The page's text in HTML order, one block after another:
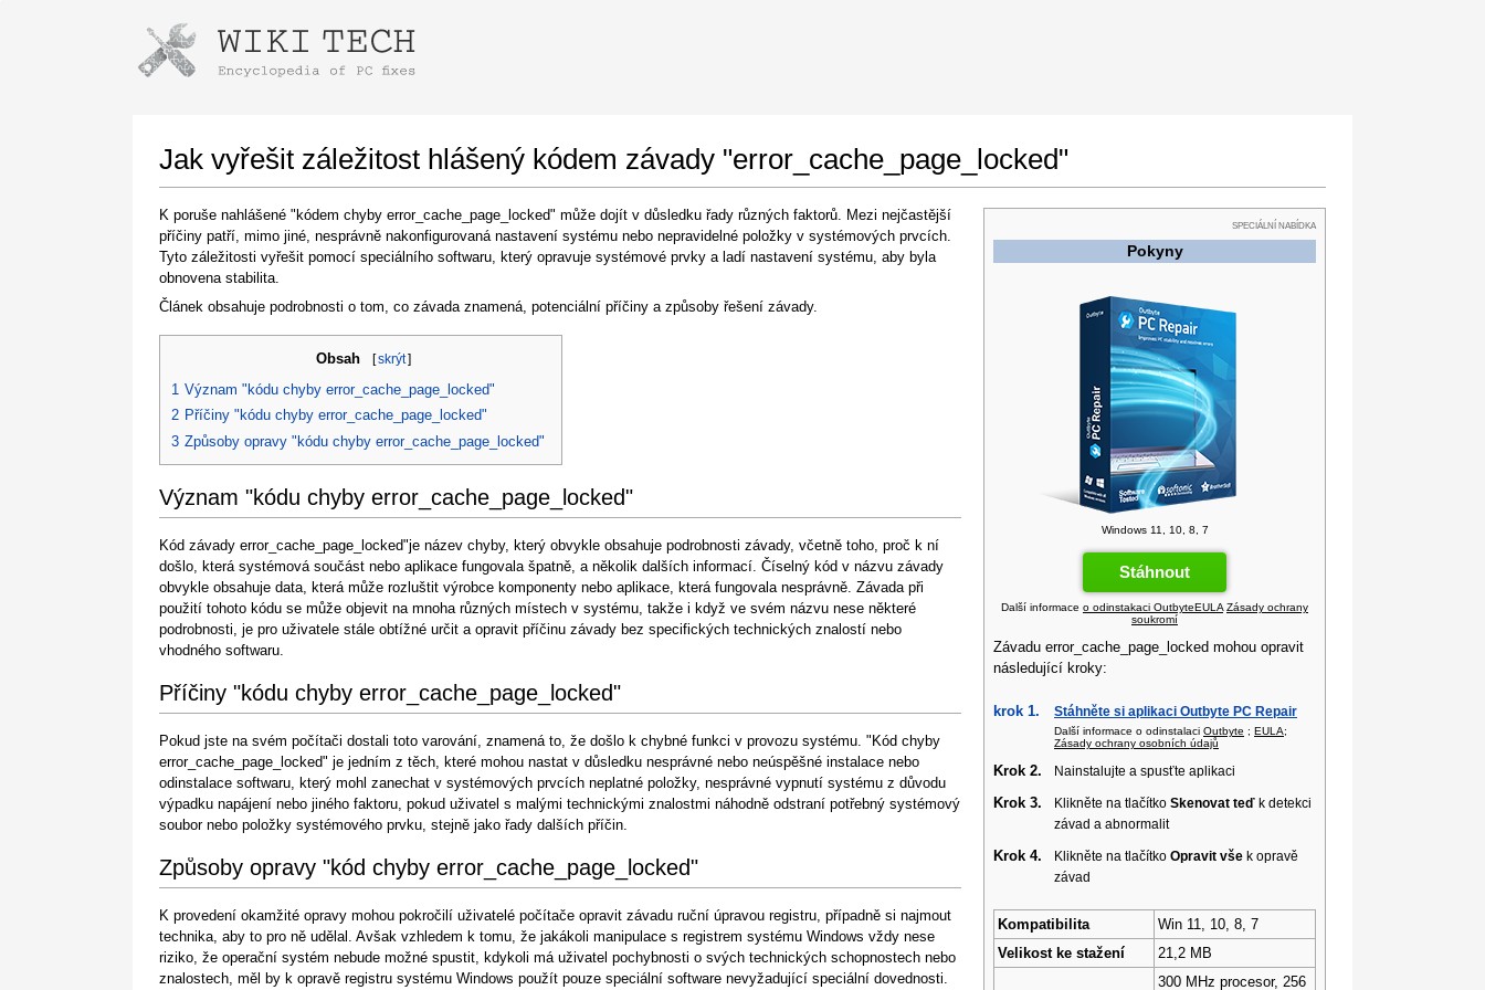
Jak vyřešit záležitost hlášený kódem závady "error_cache_page_locked"
SPECIÁLNÍ NABÍDKA
Pokyny
Windows 11, 10, 8, 7
Stáhnout
Další informace o odinstakaci OutbyteEULA Zásady ochrany
soukromí
Závadu error_cache_page_locked mohou opravit
následující kroky:
krok 1. Stáhněte si aplikaci Outbyte PC Repair
Další informace o odinstalaci Outbyte ; EULA;
Zásady ochrany osobních údajů
Krok 2. Nainstalujte a spusťte aplikaci
Krok 3. Klikněte na tlačítko Skenovat teď k detekci
závad a abnormalit
Krok 4. Klikněte na tlačítko Opravit vše k opravě
závad
Kompatibilita
Win 11, 10, 8, 7
Velikost ke stažení
21,2 MB
300 MHz procesor, 256
K poruše nahlášené "kódem chyby error_cache_page_locked" může dojít v důsledku řady různých faktorů. Mezi nejčastější
příčiny patří, mimo jiné, nesprávně nakonfigurovaná nastavení systému nebo nepravidelné položky v systémových prvcích.
Tyto záležitosti vyřešit pomocí speciálního softwaru, který opravuje systémové prvky a ladí nastavení systému, aby byla
obnovena stabilita.
Článek obsahuje podrobnosti o tom, co závada znamená, potenciální příčiny a způsoby řešení závady.
Obsah [skrýt]
1 Význam "kódu chyby error_cache_page_locked"
2 Příčiny "kódu chyby error_cache_page_locked"
3 Způsoby opravy "kódu chyby error_cache_page_locked"
Význam "kódu chyby error_cache_page_locked"
Kód závady error_cache_page_locked"je název chyby, který obvykle obsahuje podrobnosti závady, včetně toho, proč k ní
došlo, která systémová součást nebo aplikace fungovala špatně, a několik dalších informací. Číselný kód v názvu závady
obvykle obsahuje data, která může rozluštit výrobce komponenty nebo aplikace, která fungovala nesprávně. Závada při
použití tohoto kódu se může objevit na mnoha různých místech v systému, takže i když ve svém názvu nese některé
podrobnosti, je pro uživatele stále obtížné určit a opravit příčinu závady bez specifických technických znalostí nebo
vhodného softwaru.
Příčiny "kódu chyby error_cache_page_locked"
Pokud jste na svém počítači dostali toto varování, znamená to, že došlo k chybné funkci v provozu systému. "Kód chyby
error_cache_page_locked" je jedním z těch, které mohou nastat v důsledku nesprávné nebo neúspěšné instalace nebo
odinstalace softwaru, který mohl zanechat v systémových prvcích neplatné položky, nesprávné vypnutí systému z důvodu
výpadku napájení nebo jiného faktoru, pokud uživatel s malými technickými znalostmi náhodně odstraní potřebný systémový
soubor nebo položky systémového prvku, stejně jako řady dalších příčin.
Způsoby opravy "kód chyby error_cache_page_locked"
K provedení okamžité opravy mohou pokročilí uživatelé počítače opravit závadu ruční úpravou registru, případně si najmout
technika, aby to pro ně udělal. Avšak vzhledem k tomu, že jakákoli manipulace s registrem systému Windows vždy nese
riziko, že operační systém nebude možné spustit, kdykoli má uživatel pochybnosti o svých technických schopnostech nebo
znalostech, měl by k opravě registru systému Windows použít pouze speciální software nevyžadující speciální dovednosti.
Instructions for downloading using Google Chrome
Once the download is complete, click on the
downloaded file link